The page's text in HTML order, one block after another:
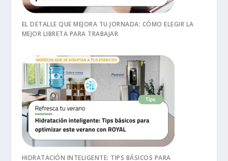
EL DETALLE QUE MEJORA TU JORNADA: CÓMO ELEGIR LA
MEJOR LIBRETA PARA TRABAJAR
HIDRATACIÓN INTELIGENTE: TIPS BÁSICOS PARA